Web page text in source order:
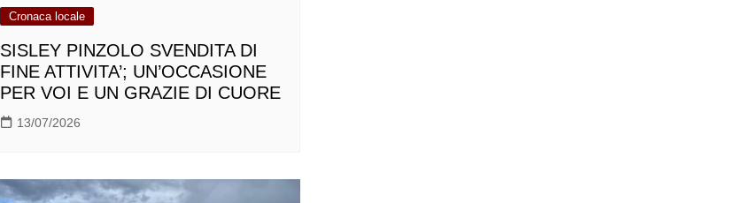
Cronaca locale
SISLEY PINZOLO SVENDITA DI
FINE ATTIVITA’; UN’OCCASIONE
PER VOI E UN GRAZIE DI CUORE
13/07/2026